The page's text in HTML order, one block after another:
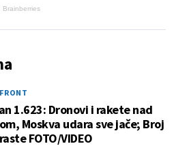
Brainberries
1.623: Dronovi i rakete nad
Moskva udara sve jače; Broj
FOTO/VIDEO